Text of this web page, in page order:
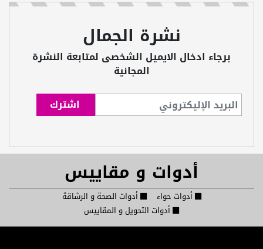
نشرة الجمال
برجاء ادخال الايميل الشخصى لمتابعة النشرة
المجانية
أدوات و مقاييس
أدوات حواء
أدوات الصحة و الرشاقة
أدوات التحويل و المقاييس